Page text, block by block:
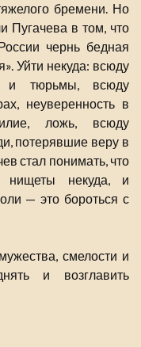
бремени. Но
Пугачева в том, что
чернь бедная
Уйти некуда: всюду
и тюрьмы, всюду
неуверенность в
ложь, всюду
потерявшие веру в
стал понимать, что
некуда, и
— это бороться с
смелости и
и возглавить